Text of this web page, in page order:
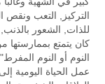
التركيز, التعب ونقص
للذات, الشعور
كان يتمتع بممارستها
النوم أو النوم
عمل الحياة اليومية